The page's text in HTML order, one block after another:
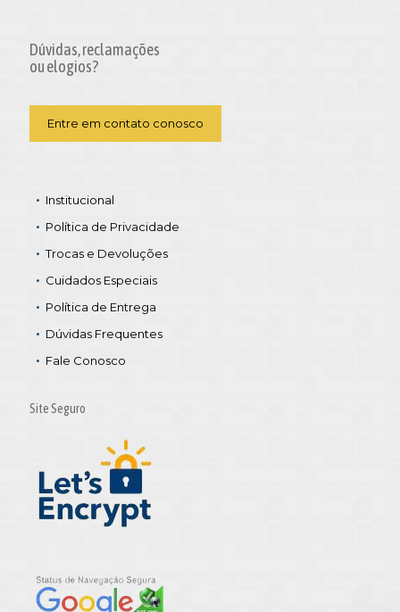
Dúvidas, reclamações
ou elogios?
Entre em contato conosco
Institucional
Política de Privacidade
Trocas e Devoluções
Cuidados Especiais
Política de Entrega
Dúvidas Frequentes
Fale Conosco
Site Seguro